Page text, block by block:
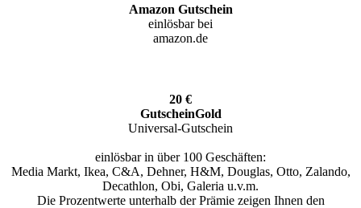
Amazon Gutschein
einlösbar bei
amazon.de
20 €
GutscheinGold
Universal-Gutschein
einlösbar in über 100 Geschäften:
Media Markt, Ikea, C&A, Dehner, H&M, Douglas, Otto, Zalando,
Decathlon, Obi, Galeria u.v.m.
Die Prozentwerte unterhalb der Prämie zeigen Ihnen den